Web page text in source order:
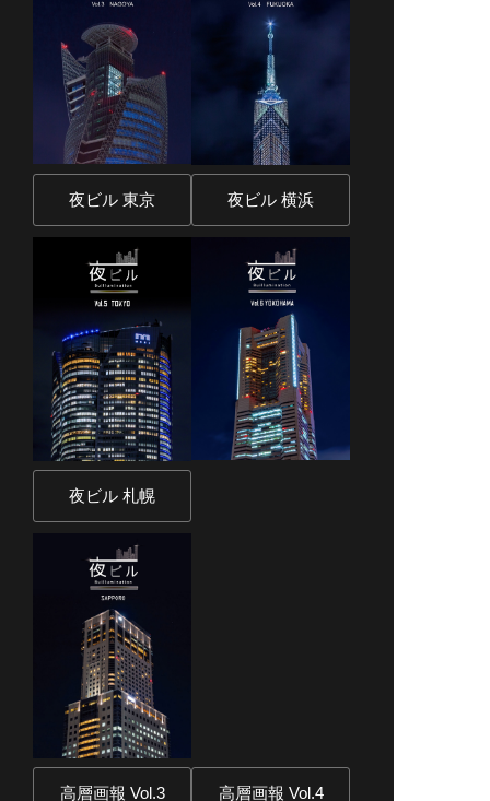
夜ビル 東京 夜ビル 横浜
夜ビル 札幌
高層画報 Vol.3 高層画報 Vol.4